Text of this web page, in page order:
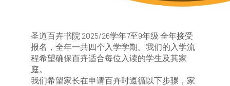
圣道百卉书院 2025/26学年7至9年级 全年接受
报名，全年一共四个入学学期。我们的入学流
程希望确保百卉适合每位入读的学生及其家
庭。
我们希望家长在申请百卉时遵循以下步骤，家